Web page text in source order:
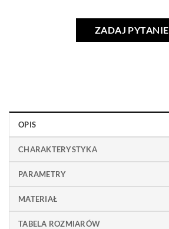
ZADAJ PYTANIE
OPIS
CHARAKTERYSTYKA
PARAMETRY
MATERIAŁ
TABELA ROZMIARÓW